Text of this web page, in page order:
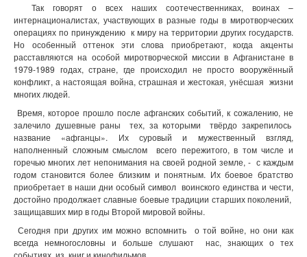
Так говорят о всех наших соотечественниках, воинах –
интернационалистах, участвующих в разные годы в миротворческих
операциях по принуждению к миру на территории других государств.
Но особенный оттенок эти слова приобретают, когда акценты
расставляются на особой миротворческой миссии в Афганистане в
1979-1989 годах, стране, где происходил не просто вооружённый
конфликт, а настоящая война, страшная и жестокая, унёсшая жизни
многих людей.
Время, которое прошло после афганских событий, к сожалению, не
залечило душевные раны тех, за которыми твёрдо закрепилось
название «афганцы». Их суровый и мужественный взгляд,
наполненный сложным смыслом всего пережитого, в том числе и
горечью многих лет непонимания на своей родной земле, - с каждым
годом становится более близким и понятным. Их боевое братство
приобретает в наши дни особый символ воинского единства и чести,
достойно продолжает славные боевые традиции старших поколений,
защищавших мир в годы Второй мировой войны.
Сегодня при других им можно вспомнить о той войне, но они как
всегда немногословны и больше слушают нас, знающих о тех
событиях из книг и кинофильмов.